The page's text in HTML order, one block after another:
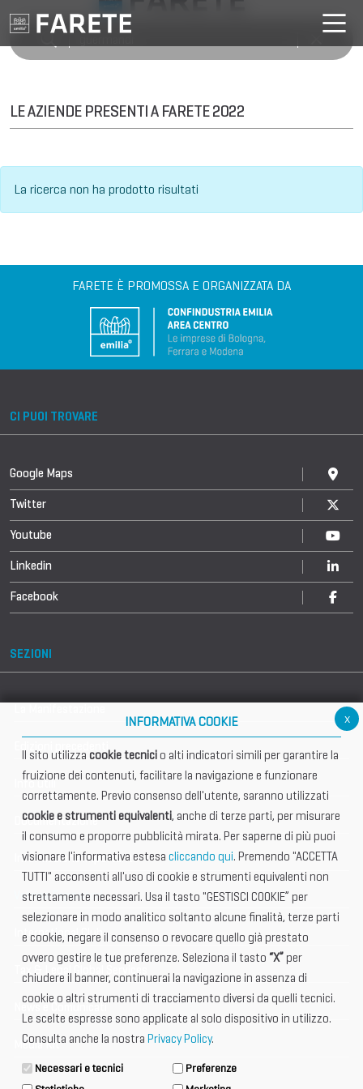
LE AZIENDE PRESENTI A FARETE 2022
La ricerca non ha prodotto risultati
FARETE È PROMOSSA E ORGANIZZATA DA
CI PUOI TROVARE
Google Maps
Twitter
Youtube
Linkedin
Facebook
SEZIONI
Info utili
Documentazione
Informazione importante
Vetrina Espositori
International Club
Tax & Legal Global Services
News e Comunicati
Media Kit
x
INFORMATIVA COOKIE
Il sito utilizza cookie tecnicio alti indicatori simili per garantire la
fruizione dei contenuti, facilitare la navigazione e funzionare
correttamente. Previo consenso dell'utente, saranno utilizzati
cookie e strumenti equivalenti, anche di terze parti, per misurare
il consumo e proporre pubblicità mirata. Per saperne di più puoi
visionare l'informativa estesa cliccando qui. Premendo "ACCETTA
TUTTI" acconsenti all'uso di cookie e strumenti equivalenti non
strettamente necessari. Usa il tasto "GESTISCI COOKIE” per
selezionare in modo analitico soltanto alcune finalità, terze parti
e cookie, negare il consenso o revocare quello già prestato
ovvero gestire le tue preferenze. Seleziona il tasto “X” per
chiudere il banner, continuerai la navigazione in assenza di
cookie o altri strumenti di tracciamento diversi da quelli tecnici.
Le scelte espresse sono applicate al solo dispositivo in utilizzo.
Consulta anche la nostra Privacy Policy.
Necessari e tecnici
Preferenze